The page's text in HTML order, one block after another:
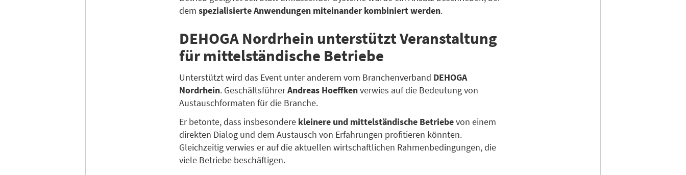
dem spezialisierte Anwendungen miteinander kombiniert werden.
DEHOGA Nordrhein unterstützt Veranstaltung
für mittelständische Betriebe
Unterstützt wird das Event unter anderem vom Branchenverband DEHOGA
Nordrhein. GeschäftsführerAndreas Hoeffkenverwies auf die Bedeutung von
Austauschformaten für die Branche.
Er betonte, dass insbesondere kleinere und mittelständische Betriebevon einem
direkten Dialog und dem Austausch von Erfahrungen profitieren könnten.
Gleichzeitig verwies er auf die aktuellen wirtschaftlichen Rahmenbedingungen, die
viele Betriebe beschäftigen.